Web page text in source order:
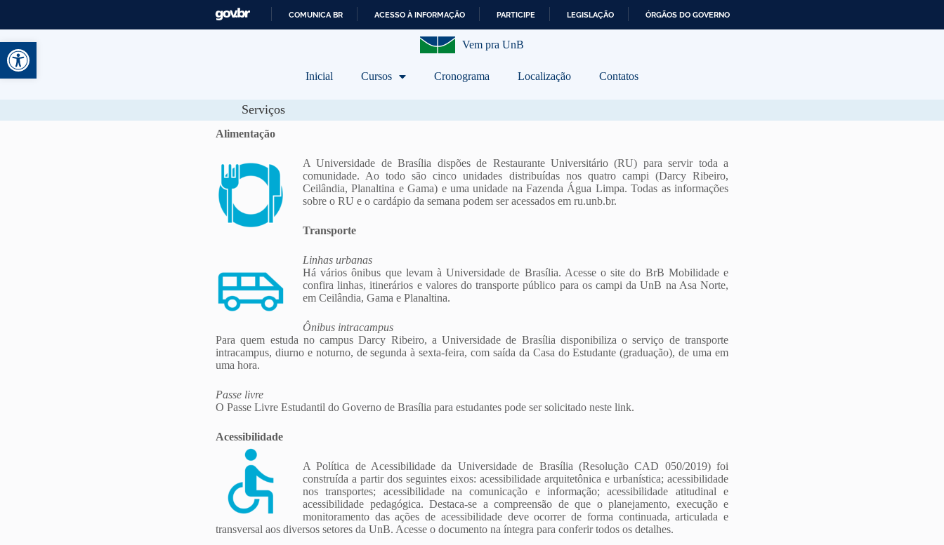
Abrir a barra de ferramentas
R
A
C
T
E
Ú
D
COMUNICA BR ACESSO À INFORMAÇÃO PARTICIPE LEGISLAÇÃO ÓRGÃOS DO GOVERNO
Vem pra UnB
Inicial Cursos Cronograma Localização Contatos
Serviços
Alimentação
A Universidade de Brasília dispões de Restaurante Universitário (RU) para servir toda a
comunidade. Ao todo são cinco unidades distribuídas nos quatro campi (Darcy Ribeiro,
Ceilândia, Planaltina e Gama) e uma unidade na Fazenda Água Limpa. Todas as informações
sobre o RU e o cardápio da semana podem ser acessados em ru.unb.br.
Transporte
Linhas urbanas
Há vários ônibus que levam à Universidade de Brasília. Acesse o site do BrB Mobilidade e
confira linhas, itinerários e valores do transporte público para os campi da UnB na Asa Norte,
em Ceilândia, Gama e Planaltina.
Ônibus intracampus
Para quem estuda no campus Darcy Ribeiro, a Universidade de Brasília disponibiliza o serviço de transporte
intracampus, diurno e noturno, de segunda à sexta-feira, com saída da Casa do Estudante (graduação), de uma em
uma hora.
Passe livre
O Passe Livre Estudantil do Governo de Brasília para estudantes pode ser solicitado neste link.
Acessibilidade
A Política de Acessibilidade da Universidade de Brasília (Resolução CAD 050/2019) foi
construída a partir dos seguintes eixos: acessibilidade arquitetônica e urbanística; acessibilidade
nos transportes; acessibilidade na comunicação e informação; acessibilidade atitudinal e
acessibilidade pedagógica. Destaca-se a compreensão de que o planejamento, execução e
monitoramento das ações de acessibilidade deve ocorrer de forma continuada, articulada e
transversal aos diversos setores da UnB. Acesse o documento na íntegra para conferir todos os detalhes.